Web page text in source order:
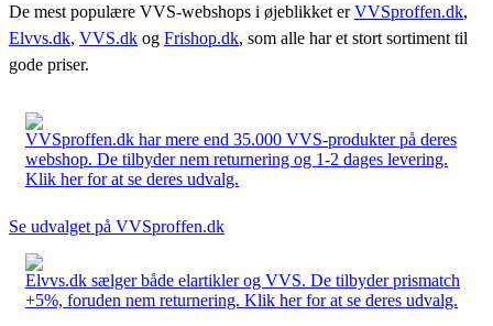
De mest populære VVS-webshops i øjeblikket erVVSproffen.dk,
Elvvs.dk, VVS.dk og Frishop.dk, som alle har et stort sortiment til
gode priser.
VVSproffen.dk har mere end 35.000 VVS-produkter på deres
webshop. De tilbyder nem returnering og 1-2 dages levering.
Klik her for at se deres udvalg.
Se udvalget på VVSproffen.dk
Elvvs.dk sælger både elartikler og VVS. De tilbyder prismatch
+5%, foruden nem returnering. Klik her for at se deres udvalg.